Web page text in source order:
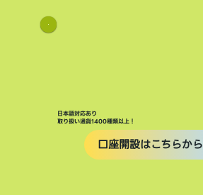
日本語対応あり
取り扱い通貨1400種類以上！
口座開設はこちらから